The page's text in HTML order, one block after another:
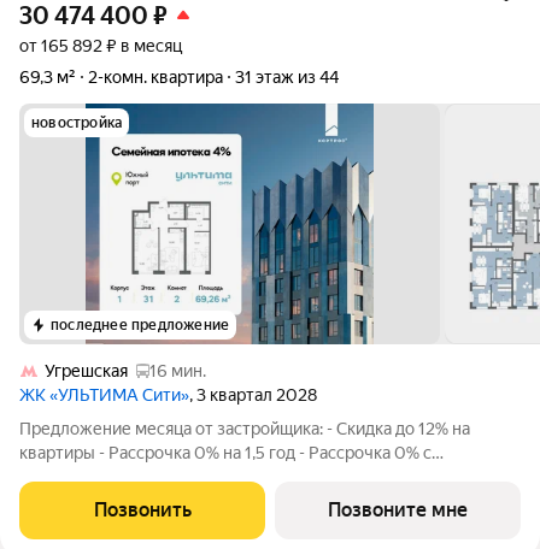
30 474 400 ₽
от 165 892 ₽ в месяц
69,3 м²
2-комн. квартира 31 этаж из 44
новостройка
последнее предложение
Угрешская
16 мин.
ЖК «УЛЬТИМА Сити», 3 квартал 2028
Предложение месяца от застройщика: - Скидка до 12% на
квартиры - Рассрочка 0% на 1,5 год - Рассрочка 0% с
7% на 7 лет - Семейная ипотека без удорожания, ставка 4% -
Ипотека для всех на весь
Позвонить Позвоните мне